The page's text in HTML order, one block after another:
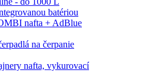
batériou
nafta + AdBlue
na čerpanie
nafta, vykurovací